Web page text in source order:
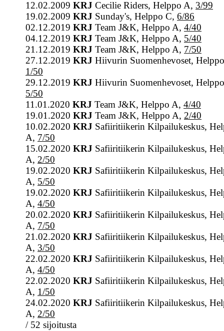
12.02.2009 KRJ Cecilie Riders, Helppo A, 3/99
19.02.2009 KRJ Sunday's, Helppo C, 6/86
02.12.2019 KRJ Team J&K, Helppo A, 4/40
04.12.2019 KRJ Team J&K, Helppo A, 5/40
21.12.2019 KRJ Team J&K, Helppo A, 7/50
27.12.2019 KRJ Hiivurin Suomenhevoset,
1/50
29.12.2019 KRJ Hiivurin Suomenhevoset,
5/50
11.01.2020 KRJ Team J&K, Helppo A, 4/40
19.01.2020 KRJ Team J&K, Helppo A, 2/40
10.02.2020 KRJ Safiiritiikerin Kilpailukeskus,
A, 7/50
15.02.2020 KRJ Safiiritiikerin Kilpailukeskus,
A, 2/50
19.02.2020 KRJ Safiiritiikerin Kilpailukeskus,
A, 5/50
19.02.2020 KRJ Safiiritiikerin Kilpailukeskus,
A, 4/50
20.02.2020 KRJ Safiiritiikerin Kilpailukeskus,
A, 7/50
21.02.2020 KRJ Safiiritiikerin Kilpailukeskus,
A, 3/50
22.02.2020 KRJ Safiiritiikerin Kilpailukeskus,
A, 4/50
22.02.2020 KRJ Safiiritiikerin Kilpailukeskus,
A, 1/50
24.02.2020 KRJ Safiiritiikerin Kilpailukeskus,
A, 2/50
/ 52 sijoitusta